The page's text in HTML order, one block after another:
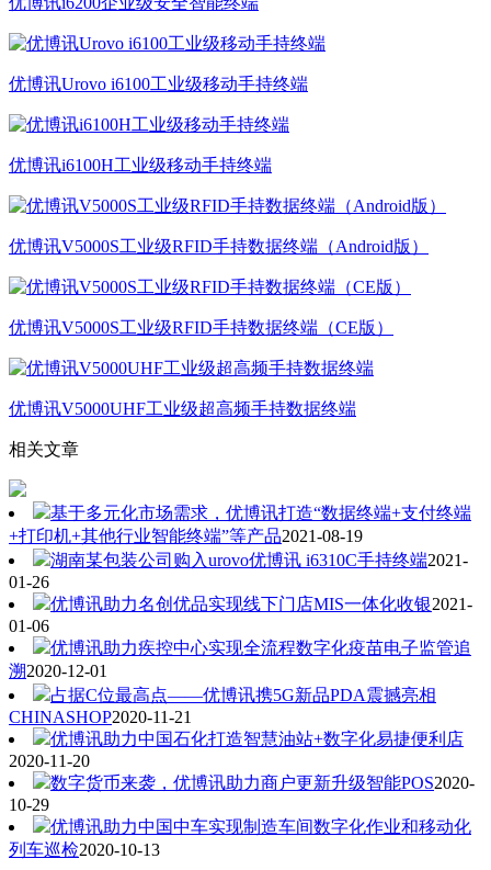
优博讯Urovo i6100工业级移动手持终端
优博讯i6100H工业级移动手持终端
优博讯V5000S工业级RFID手持数据终端（Android版）
优博讯V5000S工业级RFID手持数据终端（CE版）
优博讯V5000UHF工业级超高频手持数据终端
相关文章
基于多元化市场需求，优博讯打造“数据终端+支付终端
+打印机+其他行业智能终端”等产品2021-08-19
湖南某包装公司购入urovo优博讯 i6310C手持终端2021-
01-26
优博讯助力名创优品实现线下门店MIS一体化收银2021-
01-06
优博讯助力疾控中心实现全流程数字化疫苗电子监管追
溯2020-12-01
占据C位最高点——优博讯携5G新品PDA震撼亮相
CHINASHOP2020-11-21
优博讯助力中国石化打造智慧油站+数字化易捷便利店
2020-11-20
数字货币来袭，优博讯助力商户更新升级智能POS2020-
10-29
优博讯助力中国中车实现制造车间数字化作业和移动化
列车巡检2020-10-13